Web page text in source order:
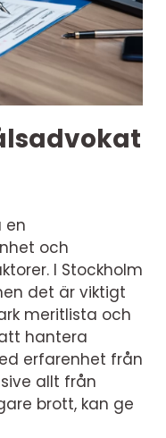
en
och
I Stockholm
det är viktigt
meritlista och
hantera
erfarenhet från
allt från
brott, kan ge